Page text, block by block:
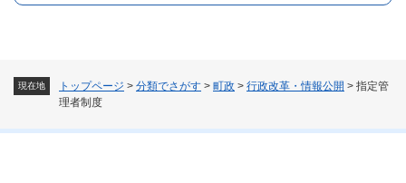
現在地 トップページ > 分類でさがす > 町政 > 行政改革・情報公開 > 指定管
理者制度